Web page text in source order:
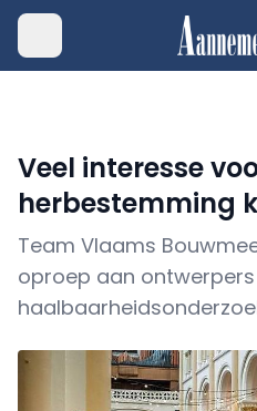
Veel interesse
herbestemming
Team Vlaams
oproep aan